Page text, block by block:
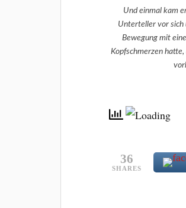
Und einmal kam
Unterteller vor sich
Bewegung mit
Kopfschmerzen
36
SHARES